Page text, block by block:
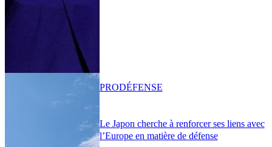
Le Japon cherche à renforcer ses liens avec
l’Europe en matière de défense
PRODÉFENSE